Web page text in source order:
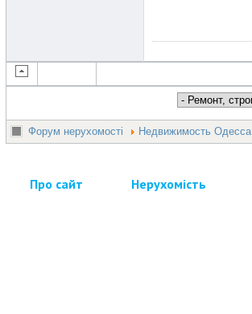
Форум нерухомості Недвижимость Одесса
Про сайт Нерухомість